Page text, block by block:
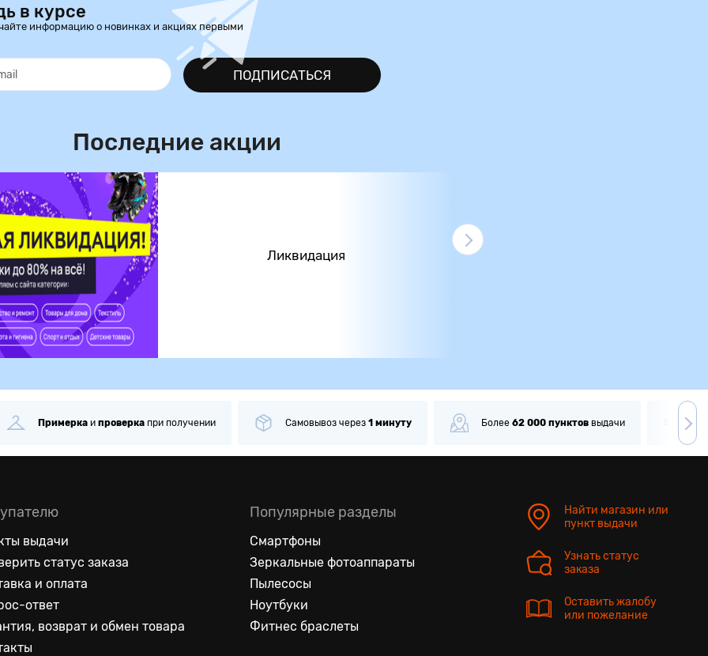
в курсе
информацию о новинках и акциях первыми
ПОДПИСАТЬСЯ
Последние акции
Ликвидация
при получении Самовывозчерез 1 минуту Более62 000 пунктоввыдачи Доставкаот 90 мин
выдачи
статус заказа
и оплата
ответ
возврат и обмен товара
Популярные разделы
Смартфоны
Зеркальные фотоаппараты
Пылесосы
Ноутбуки
Фитнес браслеты
Найти магазин или
пункт выдачи
Узнать статус
заказа
Оставить жалобу
или пожелание